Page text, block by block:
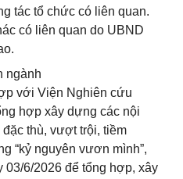
tác tổ chức có liên quan.
có liên quan do UBND
ngành
với Viện Nghiên cứu
hợp xây dựng các nội
thù, vượt trội, tiềm
“kỷ nguyên vươn mình”,
6/2026 để tổng hợp, xây